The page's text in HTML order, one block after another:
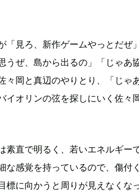
「見ろ、新作ゲームやっとだぜ
うぜ、島から出るの」「じゃあ
々岡と真辺のやりとり、「じゃ
イオリンの弦を探しにいく佐々
素直で明るく、若いエネルギー
な感覚を持っているので、傷付
標に向かうと周りが見えなくな